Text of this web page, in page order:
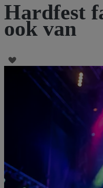
Hardfest
ook van